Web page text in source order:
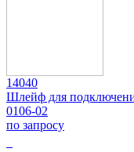
14040
Шлейф для
0106-02
по запросу